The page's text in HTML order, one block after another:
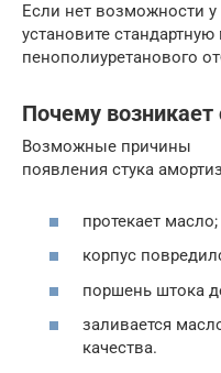
Если нет возможности у
установите
пенополиуретанового
Почему возникает
Возможные причины
появления стука
протекает масло;
корпус
поршень штока
заливается
качества.